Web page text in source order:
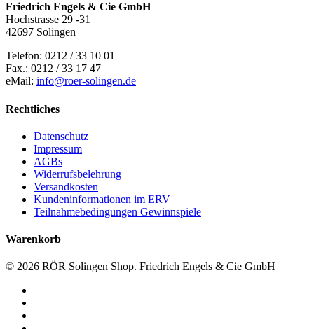
Friedrich Engels & Cie GmbH
Hochstrasse 29 -31
42697 Solingen
Telefon: 0212 / 33 10 01
Fax.: 0212 / 33 17 47
eMail: info@roer-solingen.de
Rechtliches
Datenschutz
Impressum
AGBs
Widerrufsbelehrung
Versandkosten
Kundeninformationen im ERV
Teilnahmebedingungen Gewinnspiele
Warenkorb
© 2026 RÖR Solingen Shop. Friedrich Engels & Cie GmbH